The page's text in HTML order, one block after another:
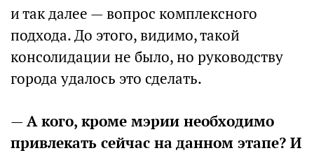
и так далее — вопрос комплексного
подхода. До этого, видимо, такой
консолидации не было, но руководству
города удалось это сделать.
—А кого, кроме мэрии необходимо
привлекать сейчас на данном этапе? И